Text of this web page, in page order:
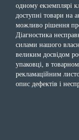
одному екземплярі
доступні товари на
можливо рішення
Діагностика
силами нашого
великим досвідом
упаковці, в
рекламаційним
опис дефектів і